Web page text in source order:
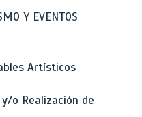
Y EVENTOS
Artísticos
o Realización de